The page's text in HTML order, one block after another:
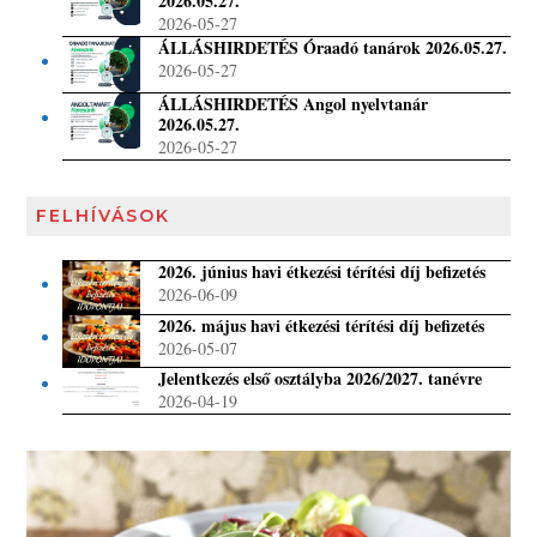
2026-05-27
ÁLLÁSHIRDETÉS Óraadó tanárok 2026.05.27.
2026-05-27
ÁLLÁSHIRDETÉS Angol nyelvtanár
2026.05.27.
2026-05-27
FELHÍVÁSOK
2026. június havi étkezési térítési díj befizetés
2026-06-09
2026. május havi étkezési térítési díj befizetés
2026-05-07
Jelentkezés első osztályba 2026/2027. tanévre
2026-04-19